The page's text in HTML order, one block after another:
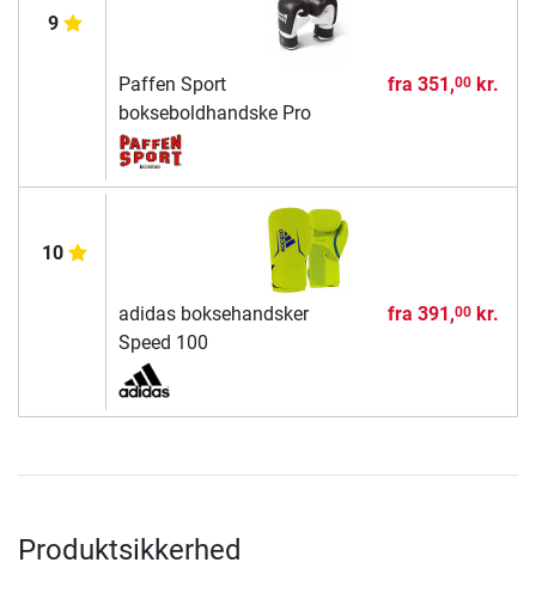
9
Paffen Sport
bokseboldhandske Pro
fra 351,00kr.
10
adidas boksehandsker
Speed 100
fra 391,00kr.
Produktsikkerhed